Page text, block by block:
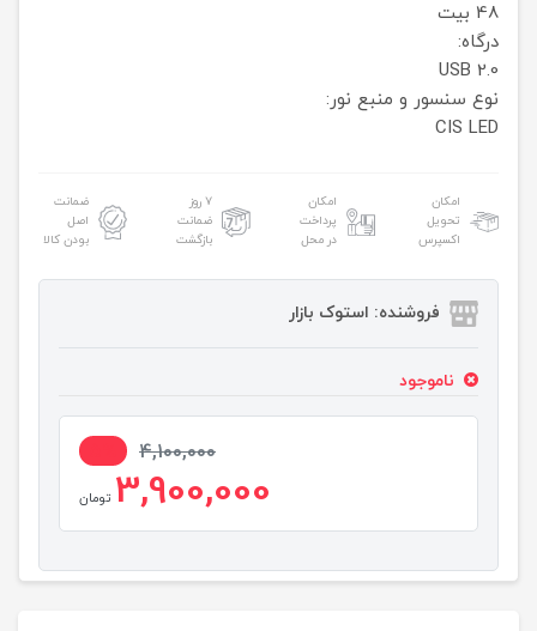
48 بیت
درگاه:
USB 2.0
نوع سنسور و منبع نور:
CIS LED
امکان
تحویل
اکسپرس
امکان
پرداخت
در محل
۷ روز
ضمانت
بازگشت
ضمانت
اصل
بودن کالا
فروشنده: استوک بازار
ناموجود
4,100,000
3,900,000 تومان